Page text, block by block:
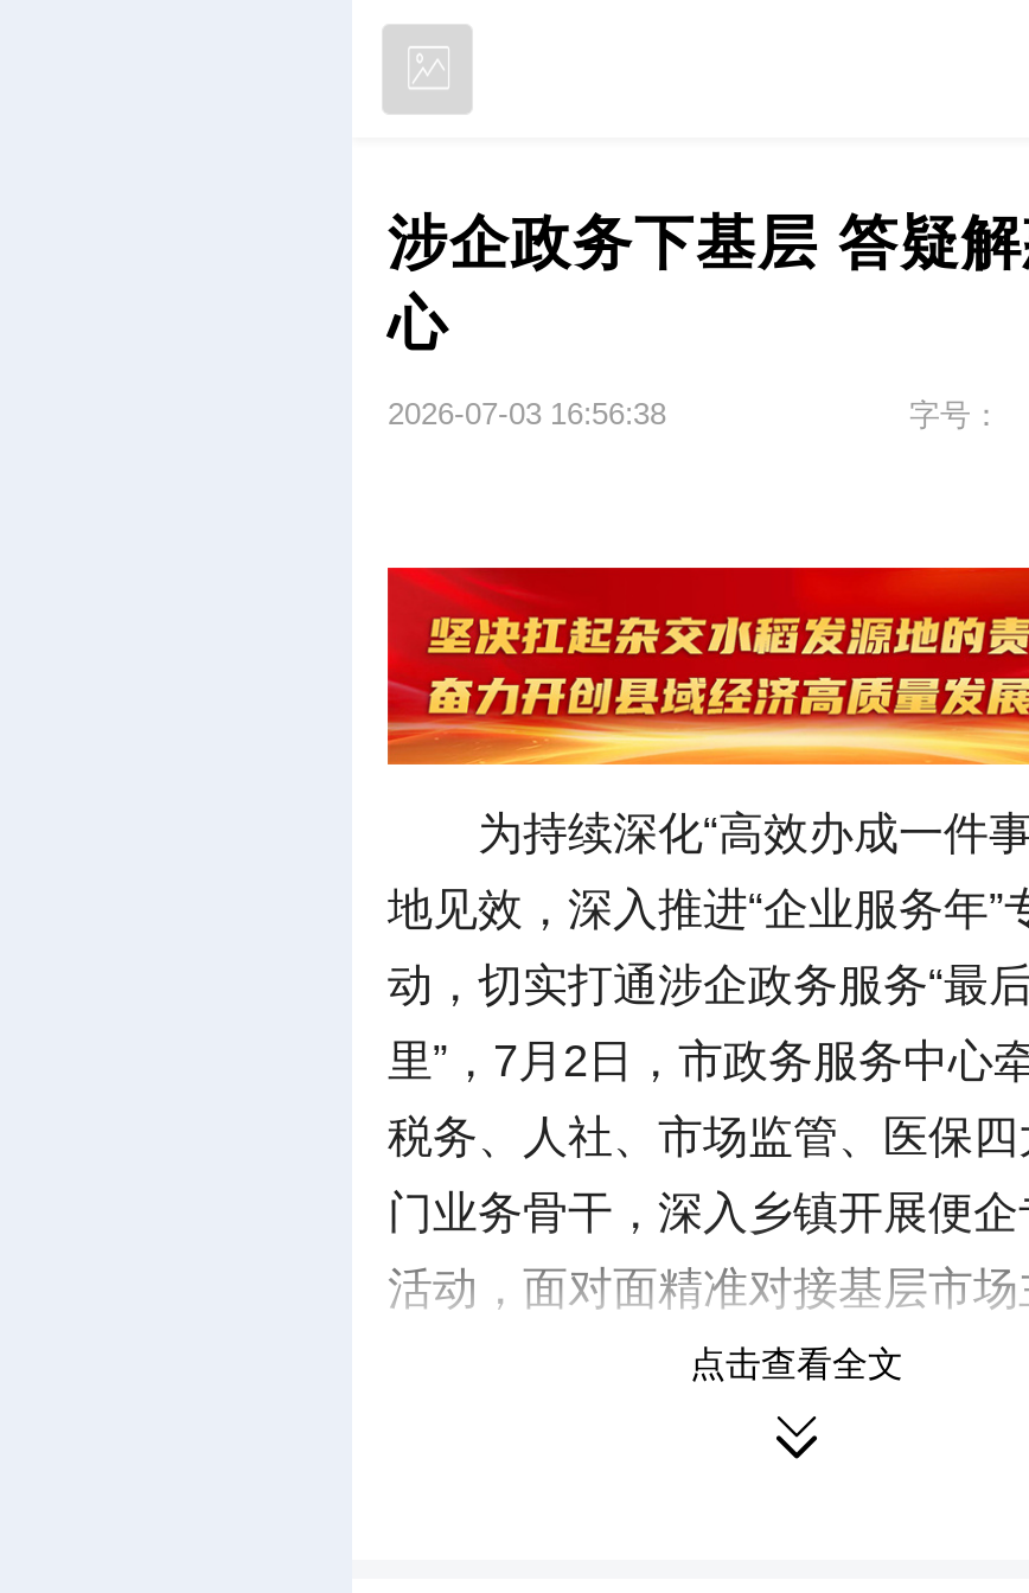
涉企政务下基层 答疑
心
2026-07-03 16:56:38 字号：
为持续深化“高效办成一件
地见效，深入推进“企业服务年”
动，切实打通涉企政务服务“最
里”，7月2日，市政务服务中心
税务、人社、市场监管、医保
门业务骨干，深入乡镇开展便
活动，面对面精准对接基层市
点击查看全文
